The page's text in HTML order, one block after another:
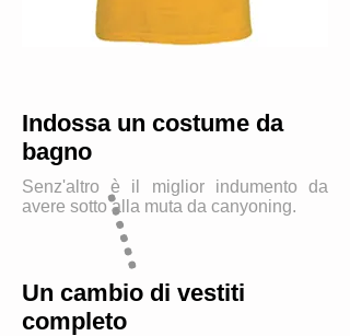
Un cambio di vestiti
completo
Indossa un costume da
bagno
Senz'altro è il miglior indumento da
avere sotto alla muta da canyoning.